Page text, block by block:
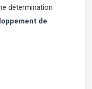
détermination
de